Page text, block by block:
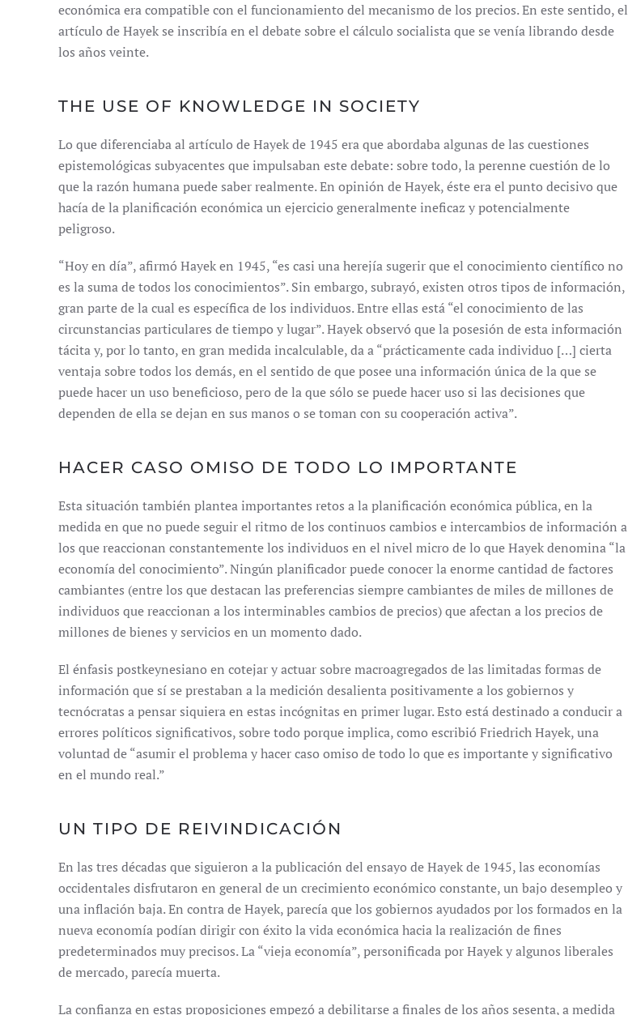
económica era compatible con el funcionamiento del mecanismo de los precios. En este sentido, el
artículo de Hayek se inscribía en el debate sobre el cálculo socialista que se venía librando desde
los años veinte.
THE USE OF KNOWLEDGE IN SOCIETY
Lo que diferenciaba al artículo de Hayek de 1945 era que abordaba algunas de las cuestiones
epistemológicas subyacentes que impulsaban este debate: sobre todo, la perenne cuestión de lo
que la razón humana puede saber realmente. En opinión de Hayek, éste era el punto decisivo que
hacía de la planificación económica un ejercicio generalmente ineficaz y potencialmente
peligroso.
“Hoy en día”, afirmó Hayek en 1945, “es casi una herejía sugerir que el conocimiento científico no
es la suma de todos los conocimientos”. Sin embargo, subrayó, existen otros tipos de información,
gran parte de la cual es específica de los individuos. Entre ellas está “el conocimiento de las
circunstancias particulares de tiempo y lugar”. Hayek observó que la posesión de esta información
tácita y, por lo tanto, en gran medida incalculable, da a “prácticamente cada individuo […] cierta
ventaja sobre todos los demás, en el sentido de que posee una información única de la que se
puede hacer un uso beneficioso, pero de la que sólo se puede hacer uso si las decisiones que
dependen de ella se dejan en sus manos o se toman con su cooperación activa”.
HACER CASO OMISO DE TODO LO IMPORTANTE
Esta situación también plantea importantes retos a la planificación económica pública, en la
medida en que no puede seguir el ritmo de los continuos cambios e intercambios de información a
los que reaccionan constantemente los individuos en el nivel micro de lo que Hayek denomina “la
economía del conocimiento”. Ningún planificador puede conocer la enorme cantidad de factores
cambiantes (entre los que destacan las preferencias siempre cambiantes de miles de millones de
individuos que reaccionan a los interminables cambios de precios) que afectan a los precios de
millones de bienes y servicios en un momento dado.
El énfasis postkeynesiano en cotejar y actuar sobre macroagregados de las limitadas formas de
información que sí se prestaban a la medición desalienta positivamente a los gobiernos y
tecnócratas a pensar siquiera en estas incógnitas en primer lugar. Esto está destinado a conducir a
errores políticos significativos, sobre todo porque implica, como escribió Friedrich Hayek, una
voluntad de “asumir el problema y hacer caso omiso de todo lo que es importante y significativo
en el mundo real.”
UN TIPO DE REIVINDICACIÓN
En las tres décadas que siguieron a la publicación del ensayo de Hayek de 1945, las economías
occidentales disfrutaron en general de un crecimiento económico constante, un bajo desempleo y
una inflación baja. En contra de Hayek, parecía que los gobiernos ayudados por los formados en la
nueva economía podían dirigir con éxito la vida económica hacia la realización de fines
predeterminados muy precisos. La “vieja economía”, personificada por Hayek y algunos liberales
de mercado, parecía muerta.
La confianza en estas proposiciones empezó a debilitarse a finales de los años sesenta, a medida